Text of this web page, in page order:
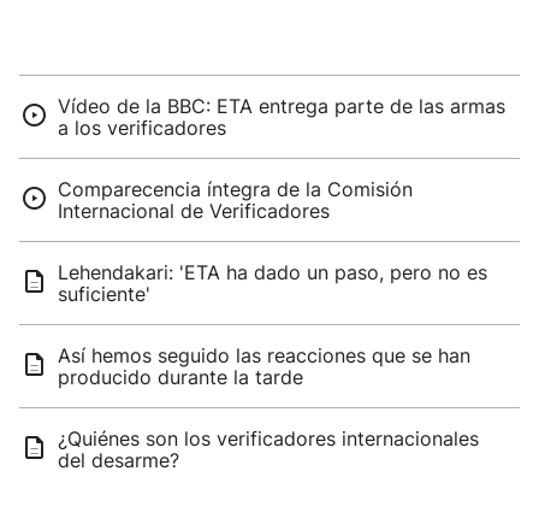
Vídeo de la BBC: ETA entrega parte de las armas
a los verificadores
Comparecencia íntegra de la Comisión
Internacional de Verificadores
Lehendakari: 'ETA ha dado un paso, pero no es
suficiente'
Así hemos seguido las reacciones que se han
producido durante la tarde
¿Quiénes son los verificadores internacionales
del desarme?